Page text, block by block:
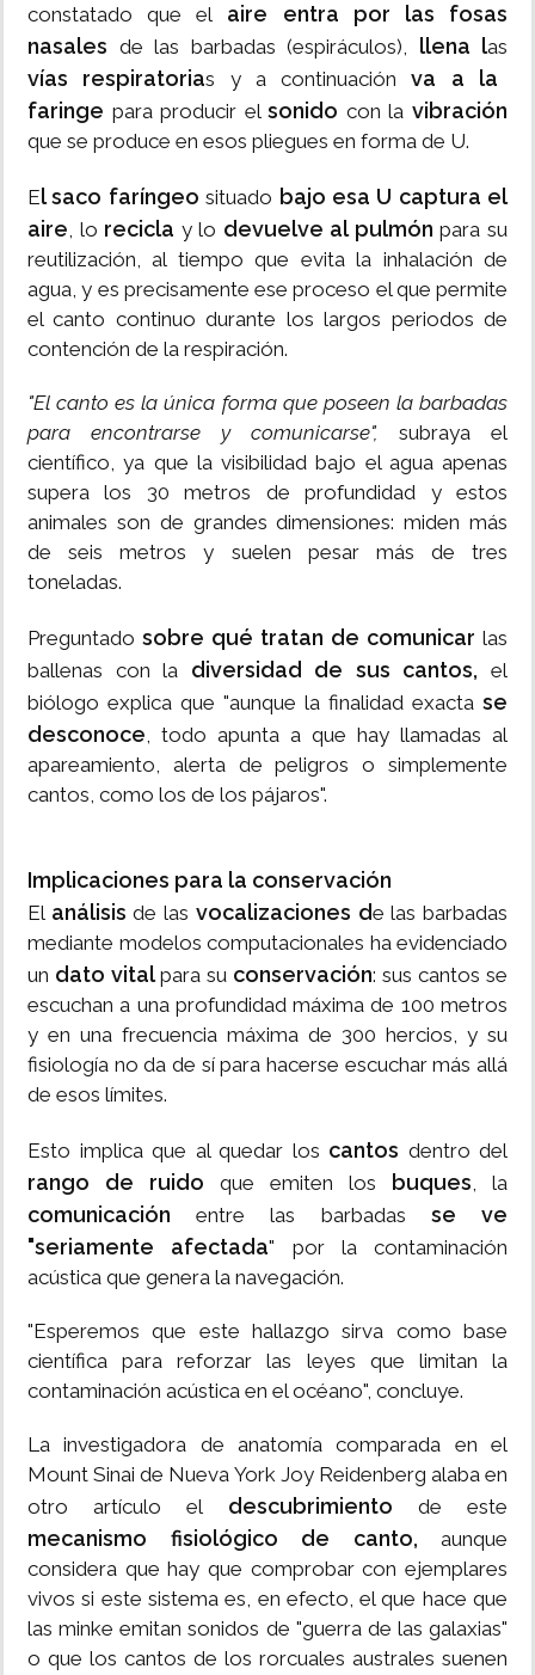
constatado que el aire entra por las fosas
nasales de las barbadas (espiráculos), llena las
vías respiratorias y a continuación va a la
faringe para producir elsonido con lavibración
que se produce en esos pliegues en forma de U.
El saco faríngeo situado bajo esa U captura el
aire, lo recicla y lo devuelve al pulmón para su
reutilización, al tiempo que evita la inhalación de
agua, y es precisamente ese proceso el que permite
el canto continuo durante los largos periodos de
contención de la respiración.
"El canto es la única forma que poseen la barbadas
para encontrarse y comunicarse", subraya el
científico, ya que la visibilidad bajo el agua apenas
supera los 30 metros de profundidad y estos
animales son de grandes dimensiones: miden más
de seis metros y suelen pesar más de tres
toneladas.
Preguntado sobre qué tratan de comunicar las
ballenas con la diversidad de sus cantos, el
biólogo explica que "aunque la finalidad exacta se
desconoce, todo apunta a que hay llamadas al
apareamiento, alerta de peligros o simplemente
cantos, como los de los pájaros".
Implicaciones para la conservación
El análisis de las vocalizaciones de las barbadas
mediante modelos computacionales ha evidenciado
un dato vitalpara su conservación: sus cantos se
escuchan a una profundidad máxima de 100 metros
y en una frecuencia máxima de 300 hercios, y su
fisiología no da de sí para hacerse escuchar más allá
de esos límites.
Esto implica que al quedar los cantos dentro del
rango de ruido que emiten los buques, la
comunicación entre las barbadas se ve
"seriamente afectada" por la contaminación
acústica que genera la navegación.
"Esperemos que este hallazgo sirva como base
científica para reforzar las leyes que limitan la
contaminación acústica en el océano", concluye.
La investigadora de anatomía comparada en el
Mount Sinai de Nueva York Joy Reidenberg alaba en
otro artículo el descubrimiento de este
mecanismo fisiológico de canto, aunque
considera que hay que comprobar con ejemplares
vivos si este sistema es, en efecto, el que hace que
las minke emitan sonidos de "guerra de las galaxias"
o que los cantos de los rorcuales australes suenen